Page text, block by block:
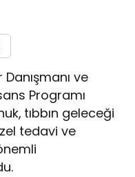
ve
Programı
tıbbın geleceği
tedavi ve